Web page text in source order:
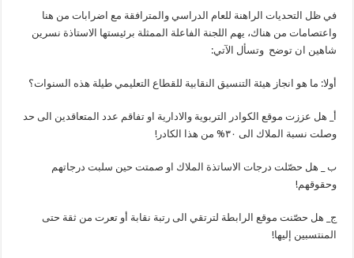
في ظل التحديات الراهنة للعام الدراسي والمترافقة مع اضرابات من هنا
واعتصامات من هناك، يهم اللجنة الفاعلة الممثلة برئيستها الاستاذة نسرين
شاهين ان توضح وتسأل الآتي:
أولا: ما هو انجاز هيئة التنسيق النقابية للقطاع التعليمي طيلة هذه السنوات؟
أ_ هل عززت موقع الكوادر التربوية والادارية او تفاقم عدد المتعاقدين الى حد
وصلت نسبة الملاك الى ٣٠% من هذا الكادر!
ب _ هل حصّلت درجات الاساتذة الملاك او صمتت حين سلبت درجاتهم
وحقوقهم!
ج_ هل حصّنت موقع الرابطة لترتقي الى رتبة نقابة أو تعرت من ثقة حتى
المنتسبين إليها!